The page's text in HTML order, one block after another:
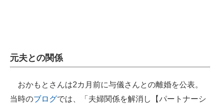
元夫との関係
おかもとさんは2カ月前に与儀さんとの離婚を公表。
当時のブログでは、「夫婦関係を解消し【パートナーシ